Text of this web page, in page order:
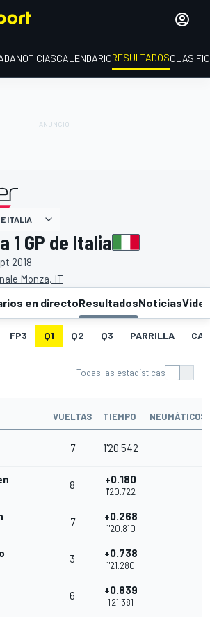
NOTICIASCALENDARIORESULTADOS
ITALIA
1 GP de Italia
2018
Monza, IT
en directoResultadosNoticias
FP3 Q1 Q2 Q3 PARRILLA
Todas las estadísticas
VUELTAS TIEMPO NEUMÁTICOS
7 1'20.542
8 +0.180
1'20.722
7 +0.268
1'20.810
3 +0.738
1'21.280
6 +0.839
1'21.381